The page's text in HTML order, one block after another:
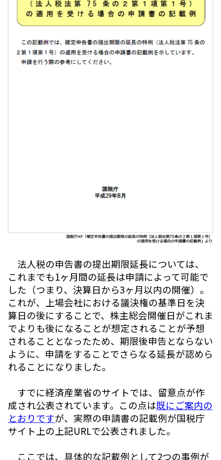
法人税の申告書の提出期限延長については、
これまでも1ヶ月間の延長は申請によって可能で
した（つまり、決算日から3ヶ月以内の開催）。
これが、上場会社における議決権の基準日を決
算日の後にすることで、株主総会開催日がこれま
でよりも後になることが想定されることが予想
されることとなったため、期限後申告とならない
ように、申請をすることでさらなる延長が認めら
れることになりました。
すでに経済産業省のサイトでは、留意点が作
成され公表されています。この点は既にご案内の
とおりですが、実際の申請書の記載例が国税庁
サイト上の上記URLで公表されました。
ここでは、具体的な記載例として2つの事例が